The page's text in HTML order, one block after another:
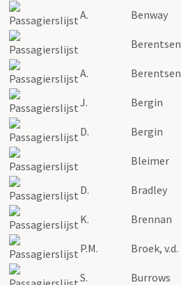
A. Benway
Berentsen
A. Berentsen
J. Bergin
D. Bergin
Bleimer
D. Bradley
K. Brennan
P.M. Broek, v.d.
S. Burrows